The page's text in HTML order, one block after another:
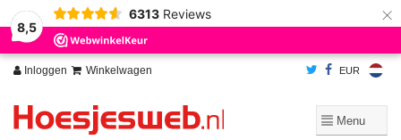
8,5
6313 Reviews ×
Inloggen Winkelwagen EUR
Wij slaan cookies op om onze website te verbeteren. Is dat akkoord?
Ja
Nee